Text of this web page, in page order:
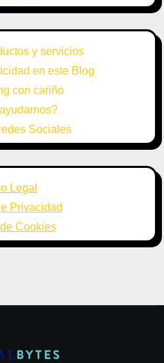
y servicios
en este Blog
con cariño
Sociales
Legal
Privacidad
Cookies